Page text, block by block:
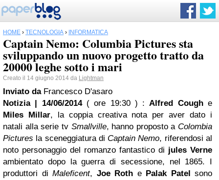
HOME › TECNOLOGIA › INFORMATICA
Captain Nemo: Columbia Pictures sta
sviluppando un nuovo progetto tratto da
20000 leghe sotto i mari
Creato il 14 giugno 2014 da Lightman
Inviato da Francesco D'asaro
Notizia | 14/06/2014 ( ore 19:30 ) :Alfred Coughe
Miles Millar, la coppia creativa nota per aver dato i
natali alla serie tv Smallville, hanno proposto a Colombia
Pictures la sceneggiatura di Captain Nemo, riferendosi al
noto personaggio del romanzo fantastico di jules Verne
ambientato dopo la guerra di secessione, nel 1865. I
produttori di Maleficent, Joe Roth e Palak Patel sono